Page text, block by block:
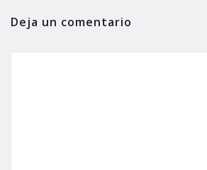
Deja un comentario